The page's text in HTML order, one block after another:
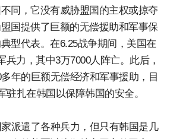
同，它没有威胁盟国的主权或掠夺
国提供了巨额的无偿援助和军事保
型代表。在6.25战争期间，美国在
兵力，其中3万7000人阵亡。此后，
年的巨额无偿经济和军事援助，目
驻扎在韩国以保障韩国的安全。
派遣了各种兵力，但只有韩国是几